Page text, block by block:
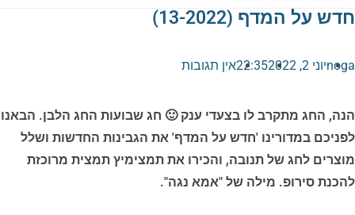
חדש על המדף (13-2022)
nogaיוני 2, 2022 22:35אין תגובות
הנה, החג מתקרב לו בצעדי ענק 🙂 חג שבועות החג הלבן. הבאנו
לפניכם במדורינו 'חדש על המדף' את הגבינות החדשות ושלל
מוצרים לחג של תנובה, והכירו את תמצימיץ תמצית מרוכזת
להכנת סירופ. מילה של "אמא נגה".